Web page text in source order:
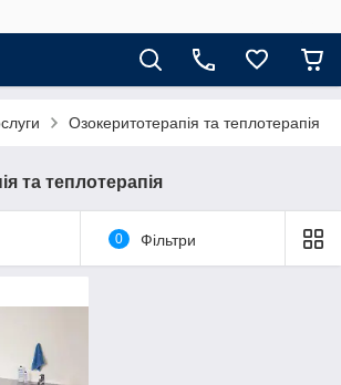
Озокеритотерапія та теплотерапія
та теплотерапія
0 Фільтри